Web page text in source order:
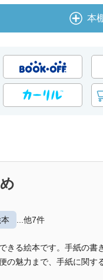
本
...他7件
きる絵本です。手紙の
の魅力まで、手紙に関す